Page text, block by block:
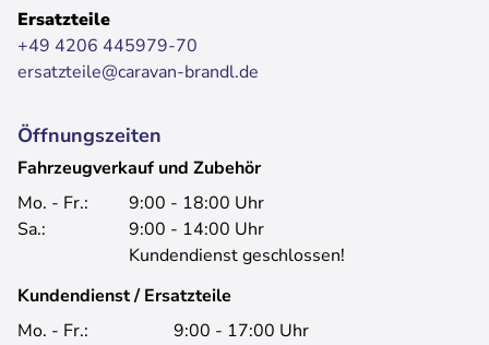
Ersatzteile
+49 4206 445979-70
ersatzteile@caravan-brandl.de
Öffnungszeiten
Fahrzeugverkauf und Zubehör
Mo. - Fr.:
9:00 - 18:00 Uhr
Sa.:
9:00 - 14:00 Uhr
Kundendienst geschlossen!
Kundendienst / Ersatzteile
Mo. - Fr.: 9:00 - 17:00 Uhr